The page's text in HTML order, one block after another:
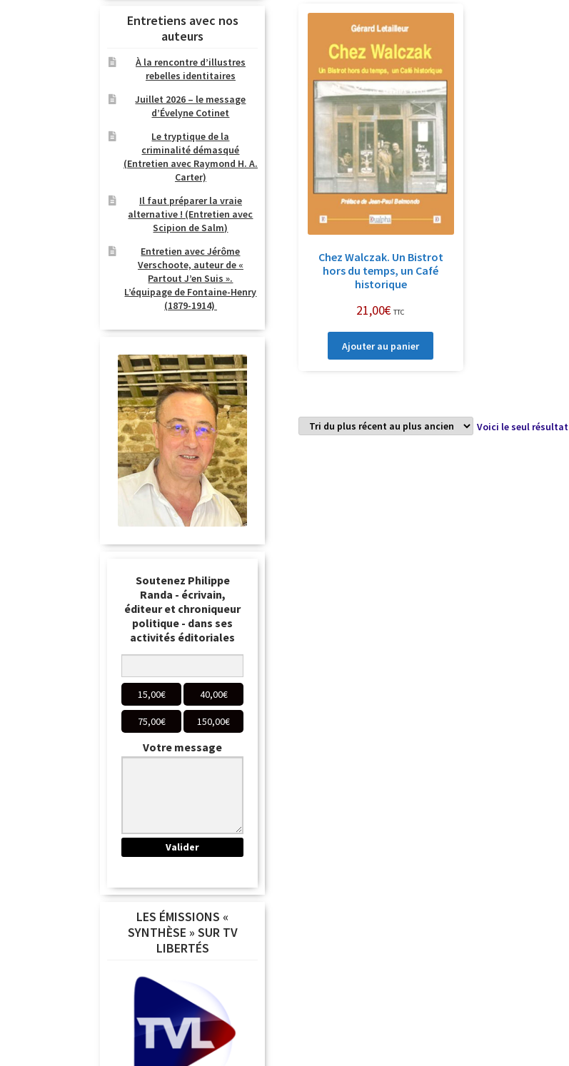
Chez Walczak. Un Bistrot
hors du temps, un Café
historique
21,00€ TTC
Ajouter au panier
Voici le seul résultat
Entretiens avec nos
auteurs
À la rencontre d’illustres
rebelles identitaires
Juillet 2026 – le message
d’Évelyne Cotinet
Le tryptique de la
criminalité démasqué
(Entretien avec Raymond H. A.
Carter)
Il faut préparer la vraie
alternative ! (Entretien avec
Scipion de Salm)
Entretien avec Jérôme
Verschoote, auteur de «
Partout J’en Suis ».
L’équipage de Fontaine-Henry
(1879-1914)
Soutenez Philippe
Randa - écrivain,
éditeur et chroniqueur
politique - dans ses
activités éditoriales
15,00€ 40,00€
75,00€ 150,00€
Votre message
LES ÉMISSIONS «
SYNTHÈSE » SUR TV
LIBERTÉS